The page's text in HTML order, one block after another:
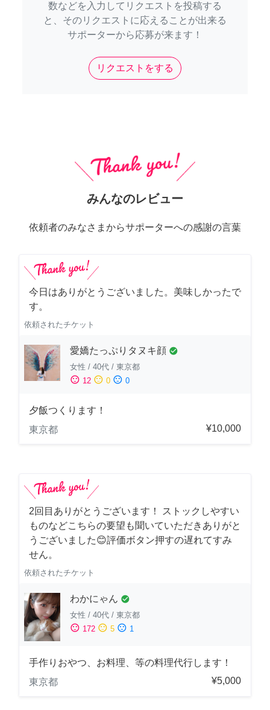
数などを入力してリクエストを投稿する
と、そのリクエストに応えることが出来る
サポーターから応募が来ます！
リクエストをする
みんなのレビュー
依頼者のみなさまからサポーターへの感謝の言葉
今日はありがとうございました。美味しかったで
す。
依頼されたチケット
愛嬌たっぷりタヌキ顔 check_circle
女性 / 40代 / 東京都
sentiment_satisfied 12 sentiment_neutral 0 sentiment_dissatisfied 0
夕飯つくります！
東京都
¥10,000
2回目ありがとうございます！ ストックしやすい
ものなどこちらの要望も聞いていただきありがと
うございました😊評価ボタン押すの遅れてすみ
せん。
依頼されたチケット
わかにゃん check_circle
女性 / 40代 / 東京都
sentiment_satisfied 172 sentiment_neutral 5 sentiment_dissatisfied 1
手作りおやつ、お料理、等の料理代行します！
東京都
¥5,000